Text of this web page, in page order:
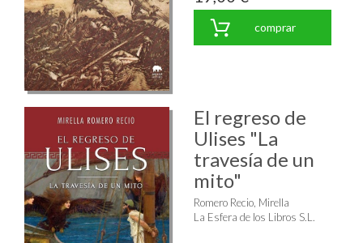
comprar
El regreso de
Ulises "La
travesía de un
mito"
Romero Recio, Mirella
La Esfera de los Libros S.L.